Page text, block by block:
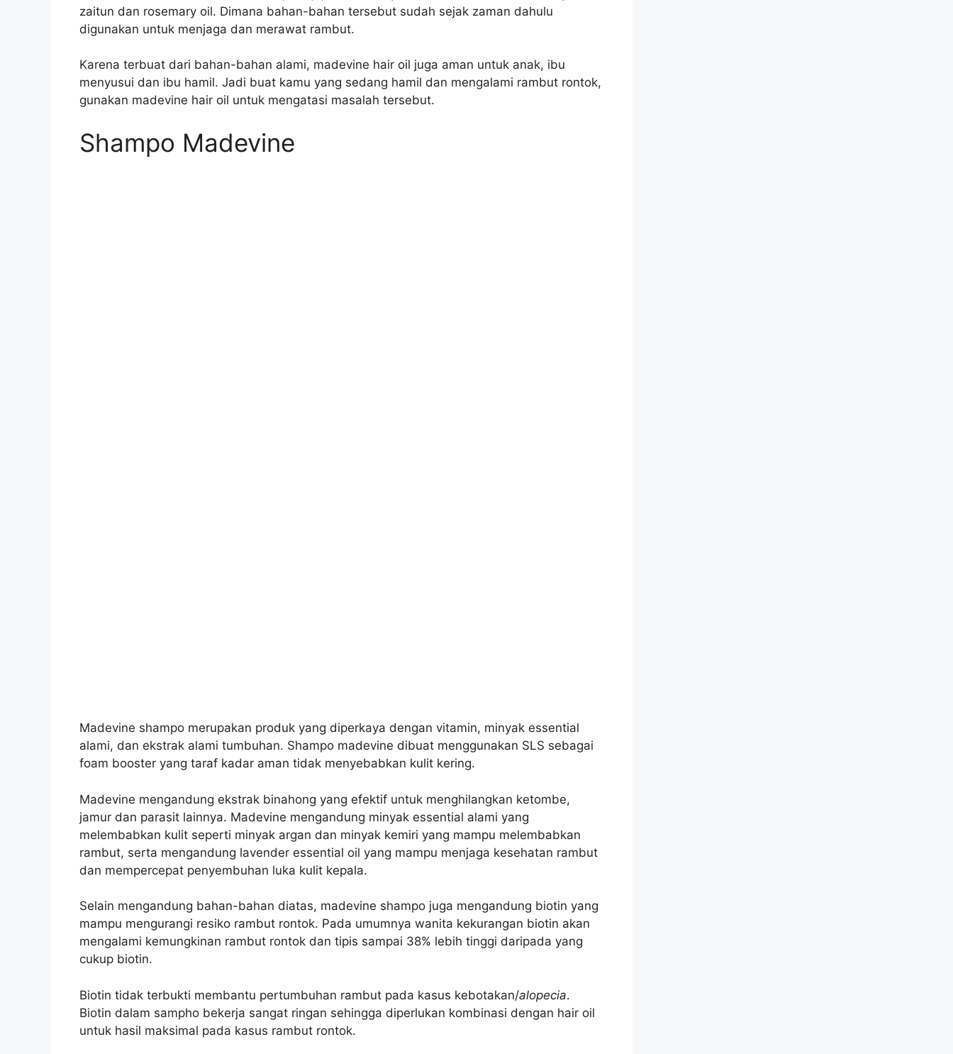
zaitun dan rosemary oil. Dimana bahan-bahan tersebut sudah sejak zaman dahulu
digunakan untuk menjaga dan merawat rambut.
Karena terbuat dari bahan-bahan alami, madevine hair oil juga aman untuk anak, ibu
menyusui dan ibu hamil. Jadi buat kamu yang sedang hamil dan mengalami rambut rontok,
gunakan madevine hair oil untuk mengatasi masalah tersebut.
Shampo Madevine
Madevine shampo merupakan produk yang diperkaya dengan vitamin, minyak essential
alami, dan ekstrak alami tumbuhan. Shampo madevine dibuat menggunakan SLS sebagai
foam booster yang taraf kadar aman tidak menyebabkan kulit kering.
Madevine mengandung ekstrak binahong yang efektif untuk menghilangkan ketombe,
jamur dan parasit lainnya. Madevine mengandung minyak essential alami yang
melembabkan kulit seperti minyak argan dan minyak kemiri yang mampu melembabkan
rambut, serta mengandung lavender essential oil yang mampu menjaga kesehatan rambut
dan mempercepat penyembuhan luka kulit kepala.
Selain mengandung bahan-bahan diatas, madevine shampo juga mengandung biotin yang
mampu mengurangi resiko rambut rontok. Pada umumnya wanita kekurangan biotin akan
mengalami kemungkinan rambut rontok dan tipis sampai 38% lebih tinggi daripada yang
cukup biotin.
Biotin tidak terbukti membantu pertumbuhan rambut pada kasus kebotakan/alopecia.
Biotin dalam sampho bekerja sangat ringan sehingga diperlukan kombinasi dengan hair oil
untuk hasil maksimal pada kasus rambut rontok.